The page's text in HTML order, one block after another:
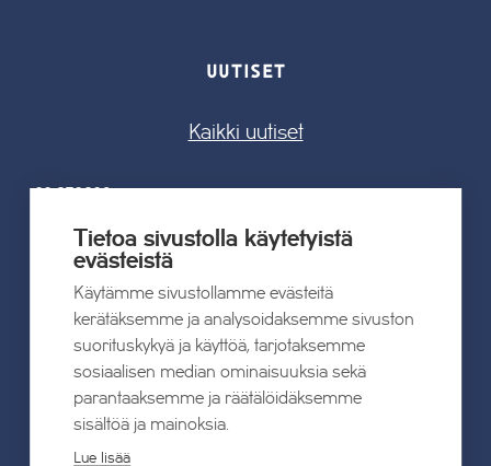
UUTISET
Kaikki uutiset
suomalaiselle arjelle
Lue lisää
19.05.2026
TAHKOcom palkittiin Vuoden Digiyrityksenä
Tietoa sivustolla käytetyistä
evästeistä
Käytämme sivustollamme evästeitä
kerätäksemme ja analysoidaksemme sivuston
suorituskykyä ja käyttöä, tarjotaksemme
sosiaalisen median ominaisuuksia sekä
parantaaksemme ja räätälöidäksemme
sisältöä ja mainoksia.
Lue lisää